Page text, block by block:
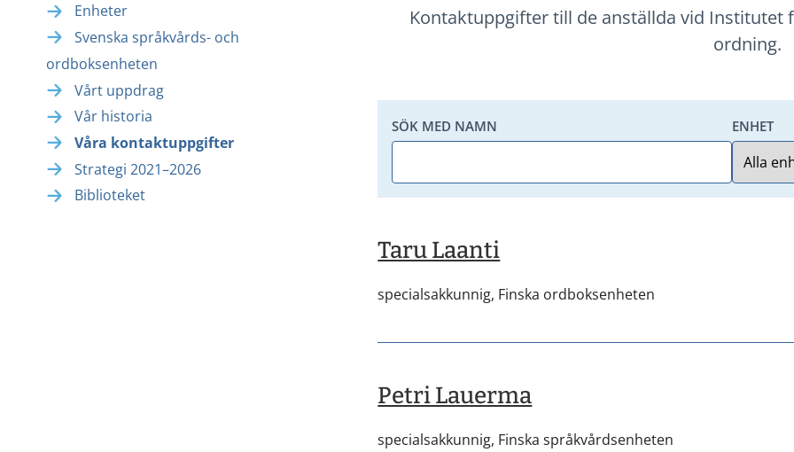
Enheter
Svenska språkvårds- och
ordboksenheten
Vårt uppdrag
Vår historia
Våra kontaktuppgifter
Strategi 2021–2026
Biblioteket
Kontaktuppgifter till de anställda vid Institutet
ordning.
SÖK MED NAMN ENHET
Taru Laanti
specialsakkunnig, Finska ordboksenheten
Petri Lauerma
specialsakkunnig, Finska språkvårdsenheten